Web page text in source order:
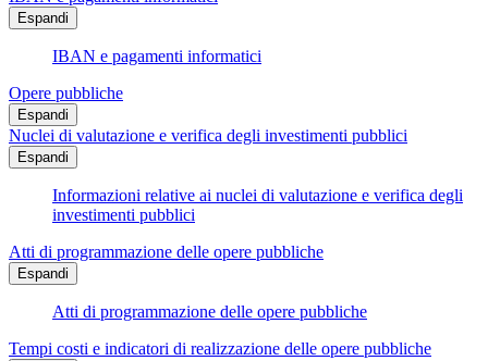
Espandi
IBAN e pagamenti informatici
Opere pubbliche
Espandi
Nuclei di valutazione e verifica degli investimenti pubblici
Espandi
Informazioni relative ai nuclei di valutazione e verifica degli
investimenti pubblici
Atti di programmazione delle opere pubbliche
Espandi
Atti di programmazione delle opere pubbliche
Tempi costi e indicatori di realizzazione delle opere pubbliche